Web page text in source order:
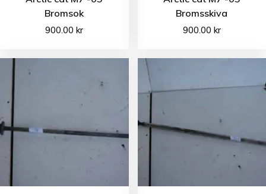
Bromsok
900.00kr
Bromsskiva
900.00 kr